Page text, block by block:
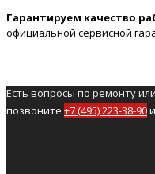
Гарантируем качество
официальной сервисной
Есть вопросы по ремонту
позвоните +7 (495) 223-38-90